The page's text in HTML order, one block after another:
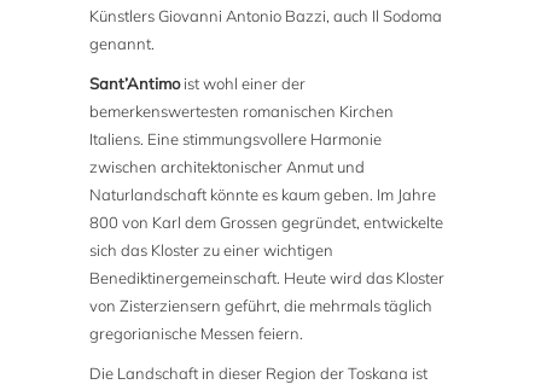
Künstlers Giovanni Antonio Bazzi, auch Il Sodoma
genannt.
Sant’Antimoist wohl einer der
bemerkenswertesten romanischen Kirchen
Italiens. Eine stimmungsvollere Harmonie
zwischen architektonischer Anmut und
Naturlandschaft könnte es kaum geben. Im Jahre
800 von Karl dem Grossen gegründet, entwickelte
sich das Kloster zu einer wichtigen
Benediktinergemeinschaft. Heute wird das Kloster
von Zisterziensern geführt, die mehrmals täglich
gregorianische Messen feiern.
Die Landschaft in dieser Region der Toskana ist